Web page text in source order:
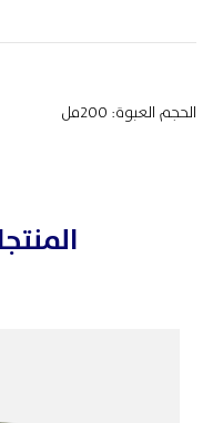
الحجم العبوة: 200مل